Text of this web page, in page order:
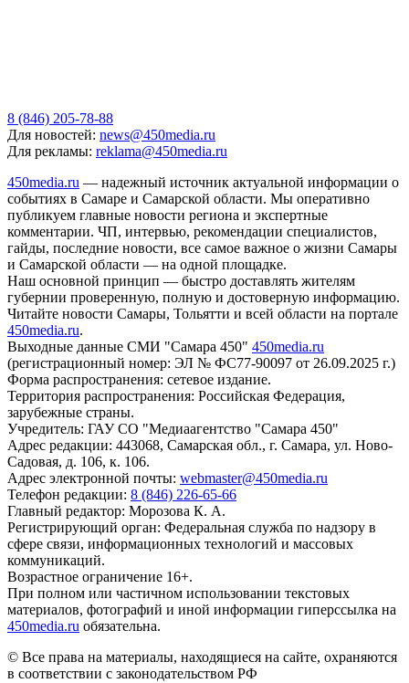
8 (846) 205-78-88
Для новостей: news@450media.ru
Для рекламы: reklama@450media.ru
450media.ru — надежный источник актуальной информации о
событиях в Самаре и Самарской области. Мы оперативно
публикуем главные новости региона и экспертные
комментарии. ЧП, интервью, рекомендации специалистов,
гайды, последние новости, все самое важное о жизни Самары
и Самарской области — на одной площадке.
Наш основной принцип — быстро доставлять жителям
губернии проверенную, полную и достоверную информацию.
Читайте новости Самары, Тольятти и всей области на портале
450media.ru.
Выходные данные СМИ "Самара 450" 450media.ru
(регистрационный номер: ЭЛ № ФС77-90097 от 26.09.2025 г.)
Форма распространения: сетевое издание.
Территория распространения: Российская Федерация,
зарубежные страны.
Учредитель: ГАУ СО "Медиаагентство "Самара 450"
Адрес редакции: 443068, Самарская обл., г. Самара, ул. Ново-
Садовая, д. 106, к. 106.
Адрес электронной почты: webmaster@450media.ru
Телефон редакции: 8 (846) 226-65-66
Главный редактор: Морозова К. А.
Регистрирующий орган: Федеральная служба по надзору в
сфере связи, информационных технологий и массовых
коммуникаций.
Возрастное ограничение 16+.
При полном или частичном использовании текстовых
материалов, фотографий и иной информации гиперссылка на
450media.ru обязательна.
© Все права на материалы, находящиеся на сайте, охраняются
в соответствии с законодательством РФ